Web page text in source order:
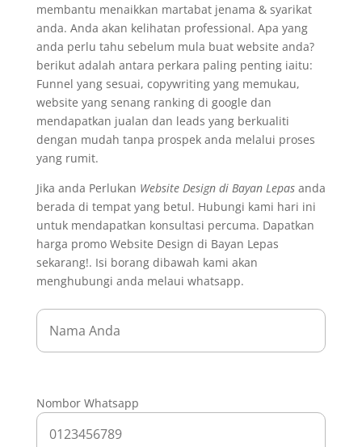
membantu menaikkan martabat jenama & syarikat
anda. Anda akan kelihatan professional. Apa yang
anda perlu tahu sebelum mula buat website anda?
berikut adalah antara perkara paling penting iaitu:
Funnel yang sesuai, copywriting yang memukau,
website yang senang ranking di google dan
mendapatkan jualan dan leads yang berkualiti
dengan mudah tanpa prospek anda melalui proses
yang rumit.
Jika anda Perlukan Website Design di Bayan Lepasanda
berada di tempat yang betul. Hubungi kami hari ini
untuk mendapatkan konsultasi percuma. Dapatkan
harga promo Website Design di Bayan Lepas
sekarang!. Isi borang dibawah kami akan
menghubungi anda melaui whatsapp.
Nombor Whatsapp